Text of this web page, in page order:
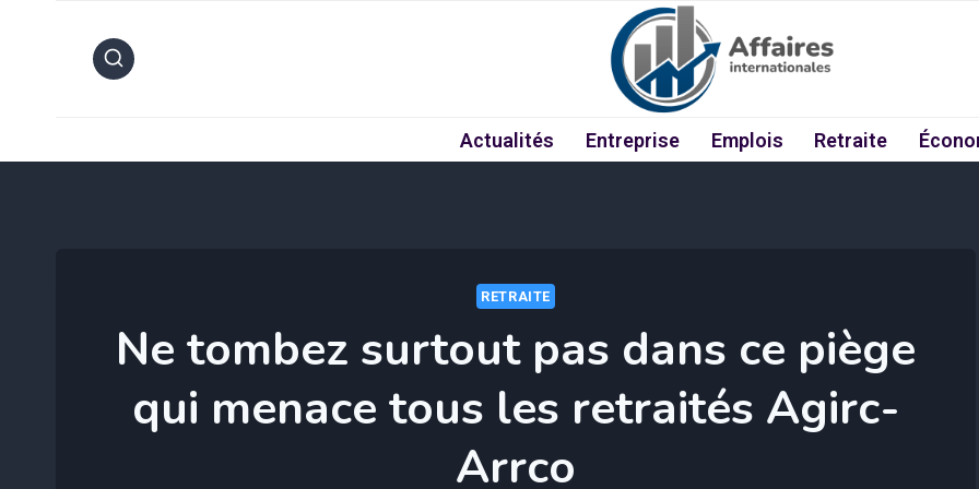
Actualités Entreprise Emplois Retraite
RETRAITE
Ne tombez surtout pas dans ce piège
qui menace tous les retraités Agirc-
Arrco